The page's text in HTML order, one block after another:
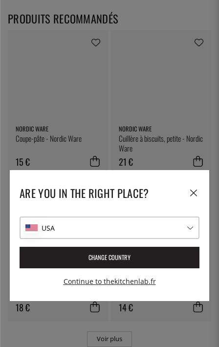
NORDIC WARE
Coupe-pâte - Nordic Ware
15 €
NORDIC WARE
Cuillère à biscuits, petite - Nordic
Ware
21 €
Presse-agrumes en inox - Östlin
18 €
Bâtons de glace, 114mm, paquet
14 €
Voir plus
PRODUITS RECOMMANDÉS
ARE YOU IN THE RIGHT PLACE?
USA
CHANGE COUNTRY
Continue to thekitchenlab.fr